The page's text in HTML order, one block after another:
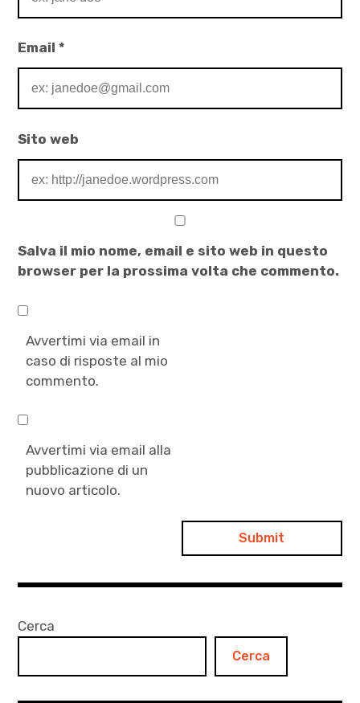
Email*
Sito web
Salva il mio nome, email e sito web in questo
browser per la prossima volta che commento.
Avvertimi via email in
caso di risposte al mio
commento.
Avvertimi via email alla
pubblicazione di un
nuovo articolo.
Cerca
Cerca